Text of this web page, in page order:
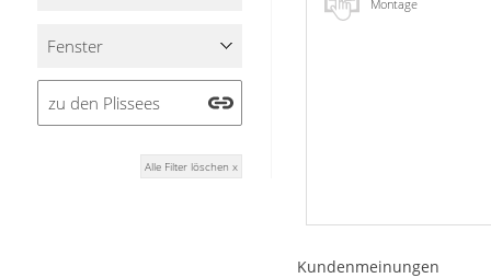
Fenster
zu den Plissees
Alle Filter löschen x
Montage
Kundenmeinungen